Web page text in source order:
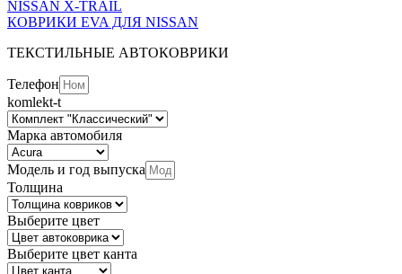
NISSAN X-TRAIL
КОВРИКИ EVA ДЛЯ NISSAN
ТЕКСТИЛЬНЫЕ АВТОКОВРИКИ
Телефон
komlekt-t
Марка автомобиля
Модель и год выпуска
Толщина
Выберите цвет
Выберите цвет канта